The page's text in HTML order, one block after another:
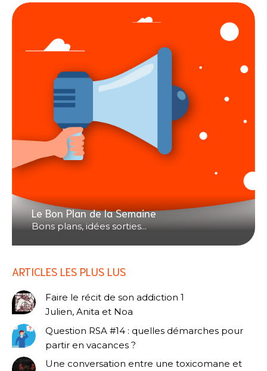
Le Bon Plan de la Semaine
Bons plans, idées sorties...
ARTICLES LES PLUS LUS
Faire le récit de son addiction 1
Julien, Anita et Noa
Question RSA #14 : quelles démarches pour
partir en vacances ?
Une conversation entre une toxicomane et